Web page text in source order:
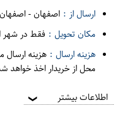
ارسال از : اصفهان-اصفهان
مکان تحویل : فقط در شهر
هزینه ارسال : هزینه ارسال
محل از خریدار اخذ خواهد
اطلاعات بیشتر ❯